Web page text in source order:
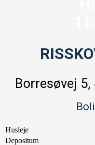
Borresøvej
Husleje
Depositum